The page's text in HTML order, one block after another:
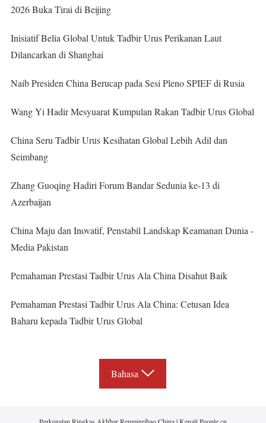
2026 Buka Tirai di Beijing
Inisiatif Belia Global Untuk Tadbir Urus Perikanan Laut
Dilancarkan di Shanghai
Naib Presiden China Berucap pada Sesi Pleno SPIEF di Rusia
Wang Yi Hadir Mesyuarat Kumpulan Rakan Tadbir Urus Global
China Seru Tadbir Urus Kesihatan Global Lebih Adil dan
Seimbang
Zhang Guoqing Hadiri Forum Bandar Sedunia ke-13 di
Azerbaijan
China Maju dan Inovatif, Penstabil Landskap Keamanan Dunia -
Media Pakistan
Pemahaman Prestasi Tadbir Urus Ala China Disahut Baik
Pemahaman Prestasi Tadbir Urus Ala China: Cetusan Idea
Baharu kepada Tadbir Urus Global
Bahasa